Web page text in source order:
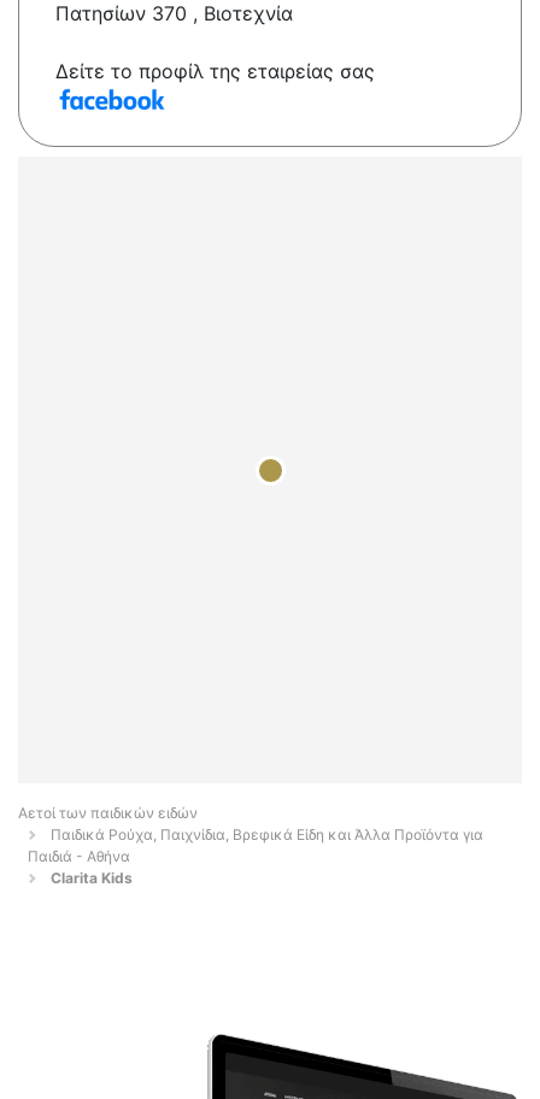
Πατησίων 370 , Βιοτεχνία
Δείτε το προφίλ της εταιρείας σας
Αετοί των παιδικών ειδών
Παιδικά Ρούχα, Παιχνίδια, Βρεφικά Είδη και Άλλα Προϊόντα για
Παιδιά - Αθήνα
Clarita Kids